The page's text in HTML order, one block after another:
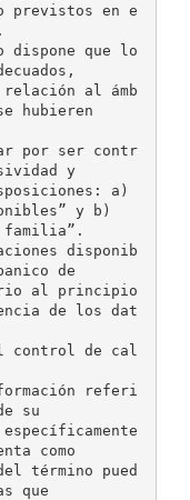
previstos en e
que lo
al ámb
hubieren
por ser contr
y
a)
y b)
familia”.
disponib
de
al principio
de los dat
control de cal
referi
su
como
término pued
que